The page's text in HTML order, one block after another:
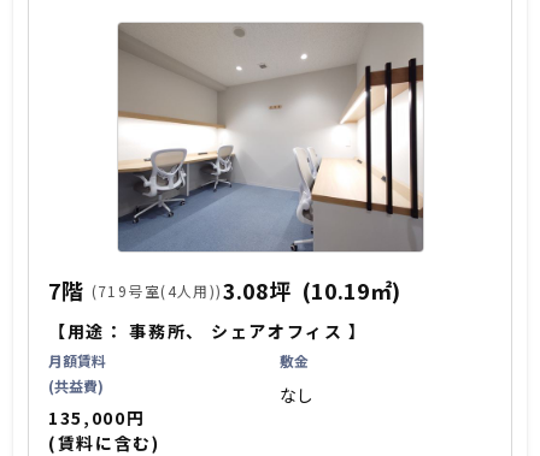
7階 (719号室(4人用))3.08坪 (10.19㎡)
【用途：事務所、 シェアオフィス 】
月額賃料
(共益費)
135,000円
(賃料に含む)
敷金
なし